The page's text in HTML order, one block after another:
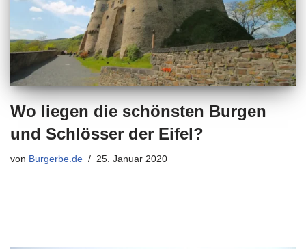
Wo liegen die schönsten Burgen
und Schlösser der Eifel?
von Burgerbe.de 25. Januar 2020